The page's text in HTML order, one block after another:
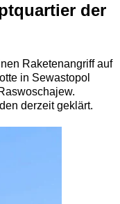
der
Raketenangriff auf
in Sewastopol
derzeit geklärt.